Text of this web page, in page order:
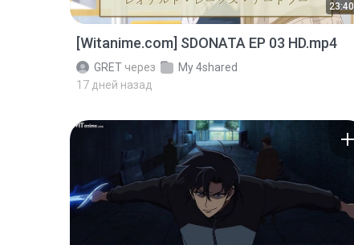
23:40
[Witanime.com] SDONATA EP 03 HD.mp4
GRET через
My 4shared
17 дней назад